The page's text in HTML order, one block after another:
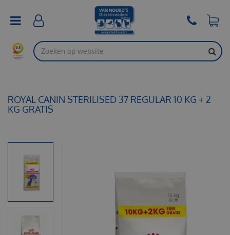
ROYAL CANIN STERILISED 37 REGULAR 10 KG + 2
KG GRATIS